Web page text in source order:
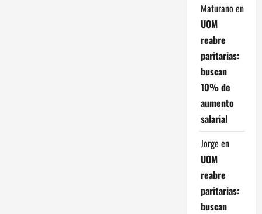
Maturano en
UOM
reabre
paritarias:
buscan
10% de
aumento
salarial
Jorge en
UOM
reabre
paritarias:
buscan